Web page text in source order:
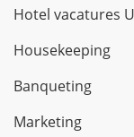
Hotel vacatures
Housekeeping
Banqueting
Marketing